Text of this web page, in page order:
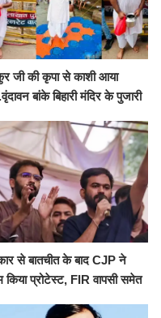
जी की कृपा से काशी आया
बांके बिहारी मंदिर के पुजारी
से बातचीत के बाद CJP ने
किया प्रोटेस्ट, FIR वापसी समेत